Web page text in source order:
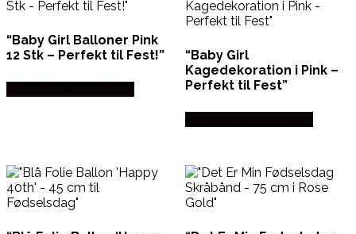
“Baby Girl Balloner Pink
12 Stk – Perfekt til Fest!”
“Baby Girl
Kagedekoration i Pink –
Perfekt til Fest”